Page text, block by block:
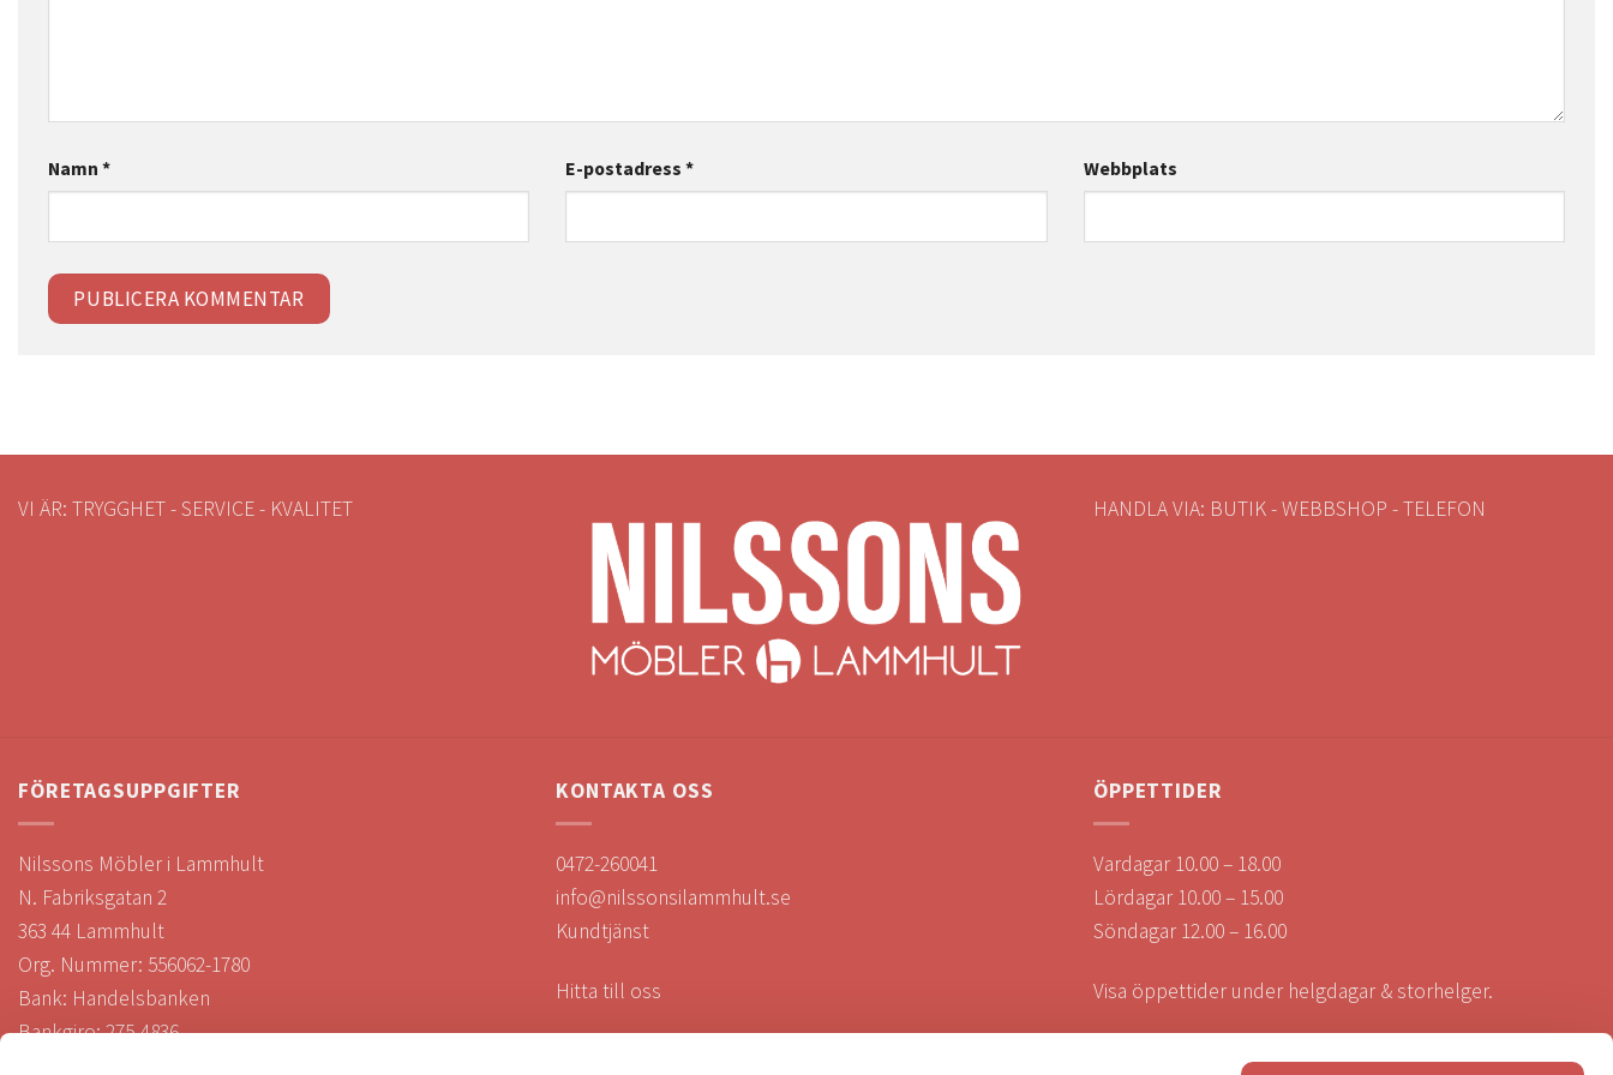
Namn * E-postadress* Webbplats
VI ÄR: TRYGGHET - SERVICE - KVALITET HANDLA VIA: BUTIK - WEBBSHOP - TELEFON
FÖRETAGSUPPGIFTER
Nilssons Möbler i Lammhult
N. Fabriksgatan 2
363 44 Lammhult
Org. Nummer: 556062-1780
Bank: Handelsbanken
Bankgiro: 275-4836
KONTAKTA OSS
0472-260041
info@nilssonsilammhult.se
Kundtjänst
Hitta till oss
ÖPPETTIDER
Vardagar 10.00 – 18.00
Lördagar 10.00 – 15.00
Söndagar 12.00 – 16.00
Visa öppettider under helgdagar & storhelger.